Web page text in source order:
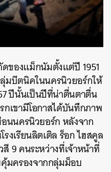
ของแม็กนัมตั้งแต่ปี 1951
มบีตนิคในนครนิวยอร์กให้
ปีนั้นเป็นปีที่น่าตื่นตาตื่น
กเขามีโอกาสได้บันทึกภาพ
อนนครนิวยอร์ก หลังจาก
งเรียนลิตเติล ร็อก ไฮสคูล
9 คนระหว่างที่เจ้าหน้าที่
มครองจากกลุ่มม็อบ